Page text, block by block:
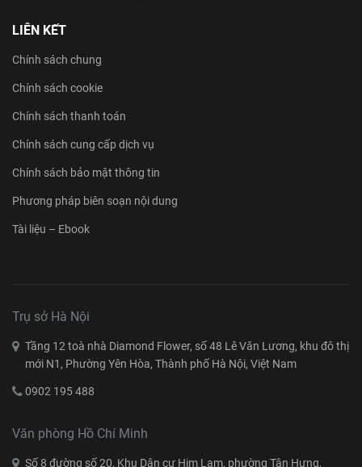
LIÊN KẾT
Chính sách chung
Chính sách cookie
Chính sách thanh toán
Chính sách cung cấp dịch vụ
Chính sách bảo mật thông tin
Phương pháp biên soạn nội dung
Tài liệu – Ebook
Trụ sở Hà Nội
Tầng 12 toà nhà Diamond Flower, số 48 Lê Văn Lương, khu đô thị
mới N1, Phường Yên Hòa, Thành phố Hà Nội, Việt Nam
0902 195 488
Văn phòng Hồ Chí Minh
Số 8 đường số 20, Khu Dân cư Him Lam, phường Tân Hưng,